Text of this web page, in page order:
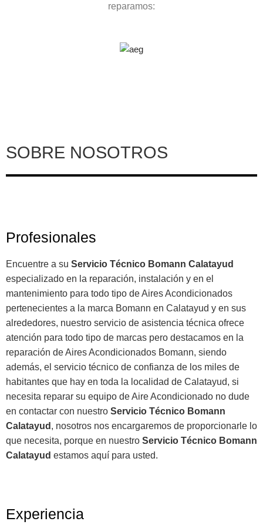
reparamos:
SOBRE NOSOTROS
Profesionales
Encuentre a su Servicio Técnico Bomann Calatayud
especializado en la reparación, instalación y en el
mantenimiento para todo tipo de Aires Acondicionados
pertenecientes a la marca Bomann en Calatayud y en sus
alrededores, nuestro servicio de asistencia técnica ofrece
atención para todo tipo de marcas pero destacamos en la
reparación de Aires Acondicionados Bomann, siendo
además, el servicio técnico de confianza de los miles de
habitantes que hay en toda la localidad de Calatayud, si
necesita reparar su equipo de Aire Acondicionado no dude
en contactar con nuestro Servicio Técnico Bomann
Calatayud , nosotros nos encargaremos de proporcionarle lo
que necesita, porque en nuestro Servicio Técnico Bomann
Calatayud estamos aquí para usted.
Experiencia